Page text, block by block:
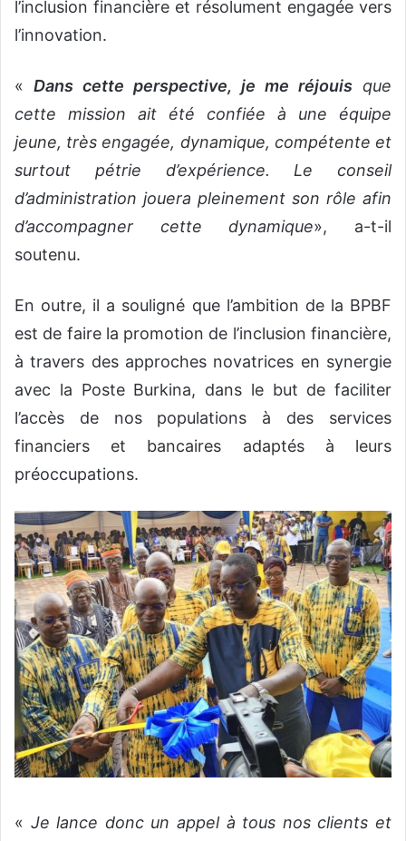
l’inclusion financière et résolument engagée vers
l’innovation.
« Dans cette perspective, je me réjouis que
cette mission ait été confiée à une équipe
jeune, très engagée, dynamique, compétente et
surtout pétrie d’expérience. Le conseil
d’administration jouera pleinement son rôle afin
d’accompagner cette dynamique», a-t-il
soutenu.
En outre, il a souligné que l’ambition de la BPBF
est de faire la promotion de l’inclusion financière,
à travers des approches novatrices en synergie
avec la Poste Burkina, dans le but de faciliter
l’accès de nos populations à des services
financiers et bancaires adaptés à leurs
préoccupations.
« Je lance donc un appel à tous nos clients et